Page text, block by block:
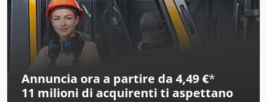
212492, 2 PC, tastiera e mouse. Djdpfx Aezqza Dsgyeck
Annuncia ora a partire da 4,49 €*
11 milioni di acquirenti ti aspettano